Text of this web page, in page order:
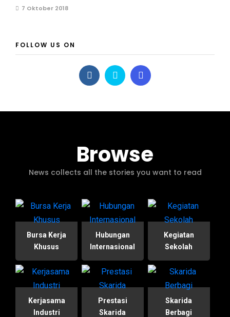
7 Oktober 2018
FOLLOW US ON
Browse
News collects all the stories you want to read
Bursa Kerja
Khusus
Hubungan
Internasional
Kegiatan
Sekolah
Kerjasama
Industri
Prestasi
Skarida
Skarida
Berbagi